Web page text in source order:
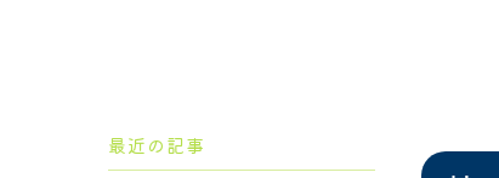
最近の記事